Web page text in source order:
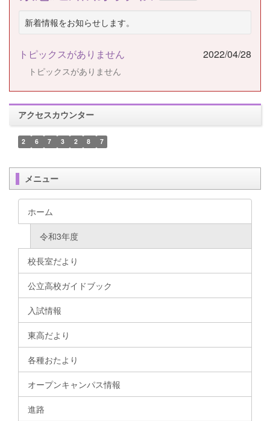
新着情報をお知らせします。
トピックスがありません 2022/04/28
トピックスがありません
アクセスカウンター
2 6 7 3 2 8 7
メニュー
ホーム
令和3年度
校長室だより
公立高校ガイドブック
入試情報
東高だより
各種おたより
オープンキャンパス情報
進路